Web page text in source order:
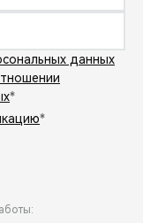
данных
*
*